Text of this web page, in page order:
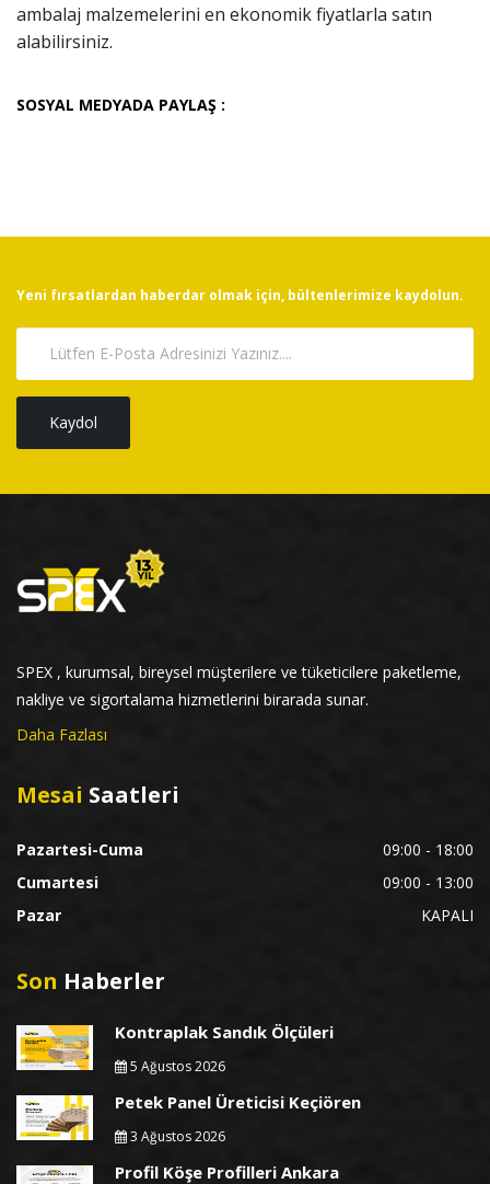
ambalaj malzemelerini en ekonomik fiyatlarla satın
alabilirsiniz.
SOSYAL MEDYADA PAYLAŞ :
Yeni fırsatlardan haberdar olmak için, bültenlerimize kaydolun.
Kaydol
SPEX , kurumsal, bireysel müşterilere ve tüketicilere paketleme,
nakliye ve sigortalama hizmetlerini birarada sunar.
Daha Fazlası
Mesai Saatleri
Pazartesi-Cuma
09:00 - 18:00
Cumartesi
09:00 - 13:00
Pazar
KAPALI
Son Haberler
Kontraplak Sandık Ölçüleri
5 Ağustos 2026
Petek Panel Üreticisi Keçiören
3 Ağustos 2026
Profil Köşe Profilleri Ankara